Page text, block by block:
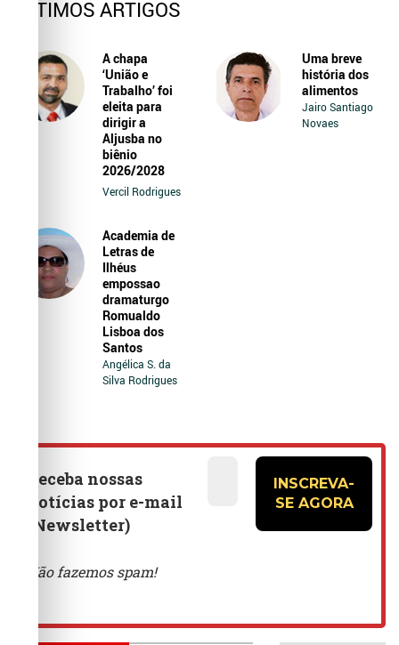
ÚLTIMOS ARTIGOS
A chapa
‘União e
Trabalho’ foi
eleita para
dirigir a
Aljusba no
biênio
2026/2028
Vercil Rodrigues
Uma breve
história dos
alimentos
Jairo Santiago
Novaes
Academia de
Letras de
Ilhéus
empossao
dramaturgo
Romualdo
Lisboa dos
Santos
Angélica S. da
Silva Rodrigues